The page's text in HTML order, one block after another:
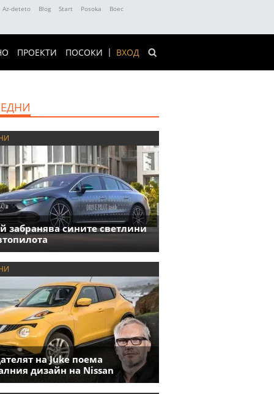
Az-deteto Blog Start Posoka
Boec
ВХОД
ПРОЕКТИ ПОСОКИ
забранява сините светлини
на Juke поема
дизайн на Nissan